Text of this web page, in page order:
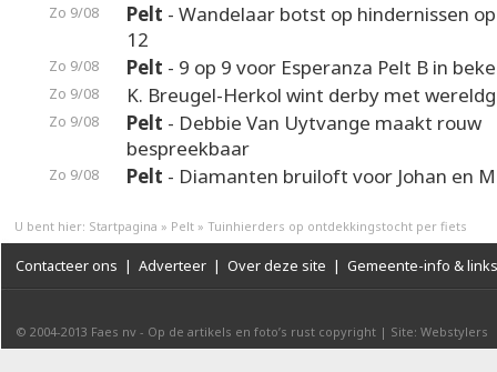
Zo 9/08 Pelt - Wandelaar botst op hindernissen
12
Zo 9/08 Pelt - 9 op 9 voor Esperanza Pelt B in
Zo 9/08 K. Breugel-Herkol wint derby met
Zo 9/08 Pelt - Debbie Van Uytvange maakt rouw
bespreekbaar
Zo 9/08 Pelt - Diamanten bruiloft voor Johan en
U bent hier: Startpagina » Pelt » Tuinhierders op ontdekkingstocht per fiets
Contacteer ons | Adverteer | Over deze site | Gemeente-info & links
© 2004-2013 Faes nv - Op de artikels en foto’s rust copyright | Site: Webstylers